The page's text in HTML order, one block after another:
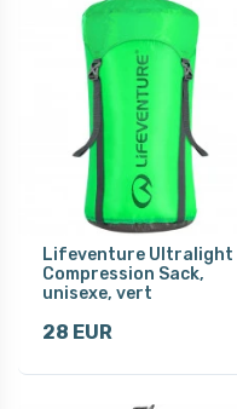
Lifeventure Ultralight
Compression Sack,
unisexe, vert
28 EUR